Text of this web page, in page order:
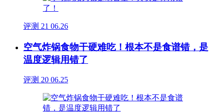
评测 21 06.26
空气炸锅食物干硬难吃！根本不是食谱错，是
温度逻辑用错了
评测 20 06.25